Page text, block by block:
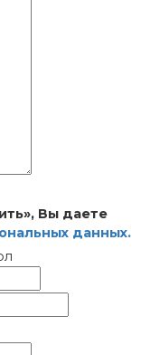
Вы даете
данных.